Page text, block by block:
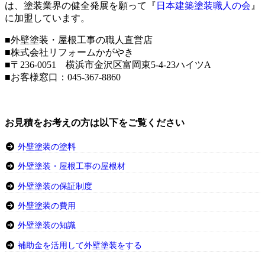
は、塗装業界の健全発展を願って『 日本建築塗装職人の会 』
に加盟しています。
■外壁塗装・屋根工事の職人直営店
■株式会社リフォームかがやき
■〒236-0051 横浜市金沢区富岡東5-4-23ハイツA
■お客様窓口： 045-367-8860
お見積をお考えの方は以下をご覧ください
外壁塗装の塗料
外壁塗装・屋根工事の屋根材
外壁塗装の保証制度
外壁塗装の費用
外壁塗装の知識
補助金を活用して外壁塗装をする